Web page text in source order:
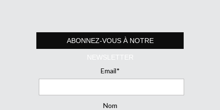
ABONNEZ-VOUS À NOTRE
NEWSLETTER
Email*
Nom